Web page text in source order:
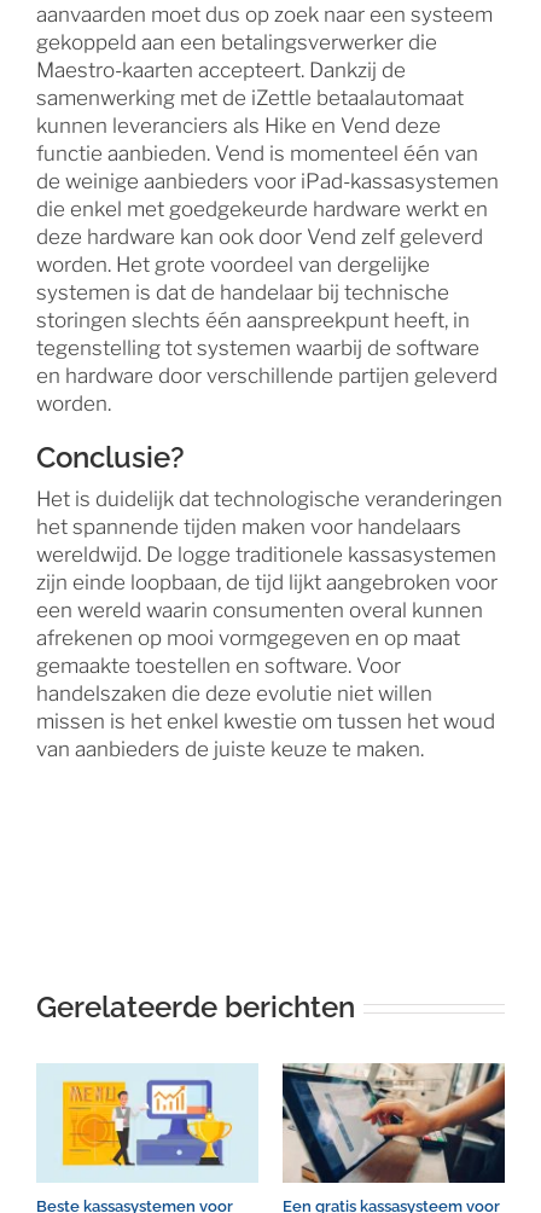
aanvaarden moet dus op zoek naar een systeem
gekoppeld aan een betalingsverwerker die
Maestro-kaarten accepteert. Dankzij de
samenwerking met de iZettle betaalautomaat
kunnen leveranciers als Hike en Vend deze
functie aanbieden. Vend is momenteel één van
de weinige aanbieders voor iPad-kassasystemen
die enkel met goedgekeurde hardware werkt en
deze hardware kan ook door Vend zelf geleverd
worden. Het grote voordeel van dergelijke
systemen is dat de handelaar bij technische
storingen slechts één aanspreekpunt heeft, in
tegenstelling tot systemen waarbij de software
en hardware door verschillende partijen geleverd
worden.
Conclusie?
Het is duidelijk dat technologische veranderingen
het spannende tijden maken voor handelaars
wereldwijd. De logge traditionele kassasystemen
zijn einde loopbaan, de tijd lijkt aangebroken voor
een wereld waarin consumenten overal kunnen
afrekenen op mooi vormgegeven en op maat
gemaakte toestellen en software. Voor
handelszaken die deze evolutie niet willen
missen is het enkel kwestie om tussen het woud
van aanbieders de juiste keuze te maken.
Gerelateerde berichten
Beste kassasystemen voor Een gratis kassasysteem voor